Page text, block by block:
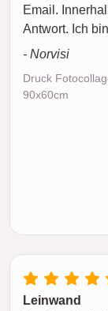
Email.
Antwort. Ich
- Norvisi
Druck
90x60cm
Leinwand